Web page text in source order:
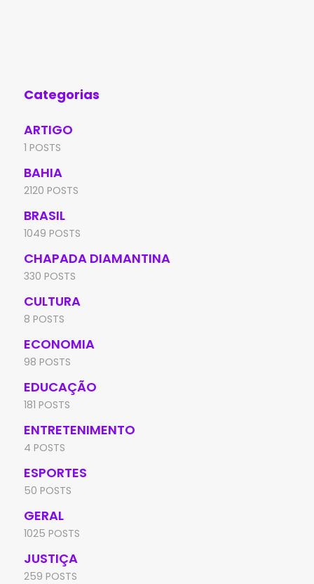
Categorias
ARTIGO
1 POSTS
BAHIA
2120 POSTS
BRASIL
1049 POSTS
CHAPADA DIAMANTINA
330 POSTS
CULTURA
8 POSTS
ECONOMIA
98 POSTS
EDUCAÇÃO
181 POSTS
ENTRETENIMENTO
4 POSTS
ESPORTES
50 POSTS
GERAL
1025 POSTS
JUSTIÇA
259 POSTS